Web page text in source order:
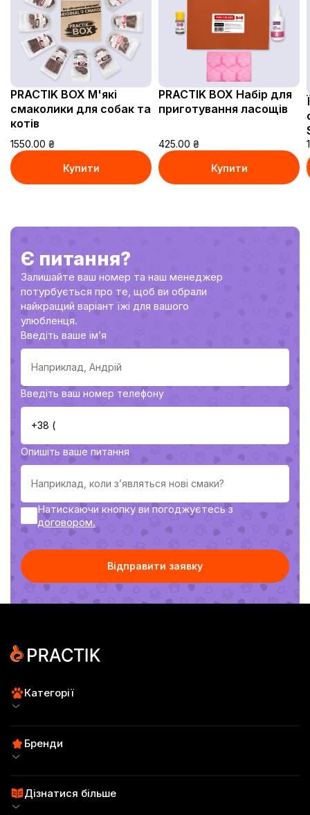
PRACTIK BOX М'які
смаколики для собак та
котів
1550.00 ₴
Купити
PRACTIK BOX Набір для
приготування ласощів
425.00 ₴
Купити
Є питання?
Залишайте ваш номер та наш менеджер
потурбується про те, щоб ви обрали
найкращий варіант їжі для вашого
улюбленця.
Введіть ваше імʼя
Введіть ваш номер телефону
Опишіть ваше питання
Натискаючи кнопку ви погоджуєтесь з
договoром.
Відправити заявку
Категорії
Для котів
Пробні набори
Бренди
Practik Simple
Дізнатися більше